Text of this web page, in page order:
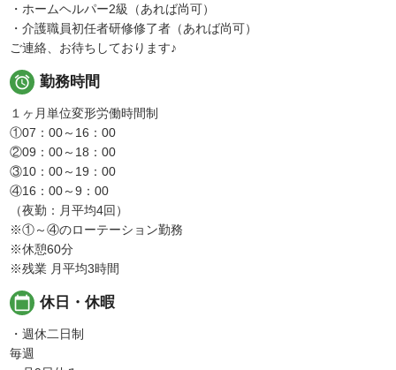
・ホームヘルパー2級（あれば尚可）
・介護職員初任者研修修了者（あれば尚可）
ご連絡、お待ちしております♪
 勤務時間
１ヶ月単位変形労働時間制
①07：00～16：00
②09：00～18：00
③10：00～19：00
④16：00～9：00
（夜勤：月平均4回）
※①～④のローテーション勤務
※休憩60分
※残業 月平均3時間
calendar_today 休日・休暇
・週休二日制
毎週